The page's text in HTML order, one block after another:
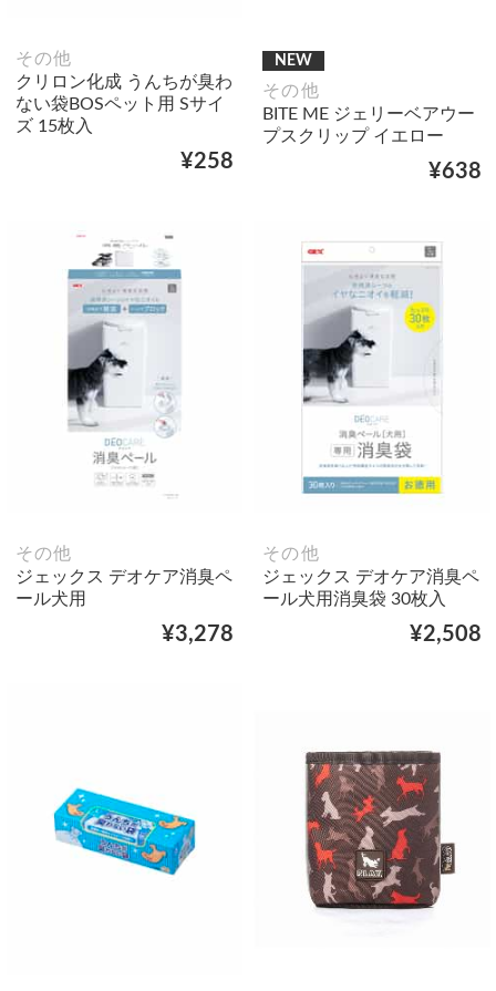
その他
クリロン化成 うんちが臭わ
ない袋BOSペット用 Sサイ
ズ 15枚入
¥258
NEW
その他
BITE ME ジェリーベアウー
プスクリップ イエロー
¥638
その他
ジェックス デオケア消臭ペ
ール犬用
¥3,278
その他
ジェックス デオケア消臭ペ
ール犬用消臭袋 30枚入
¥2,508